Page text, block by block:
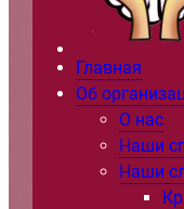
Главная
Об
О нас
Наши
Наши